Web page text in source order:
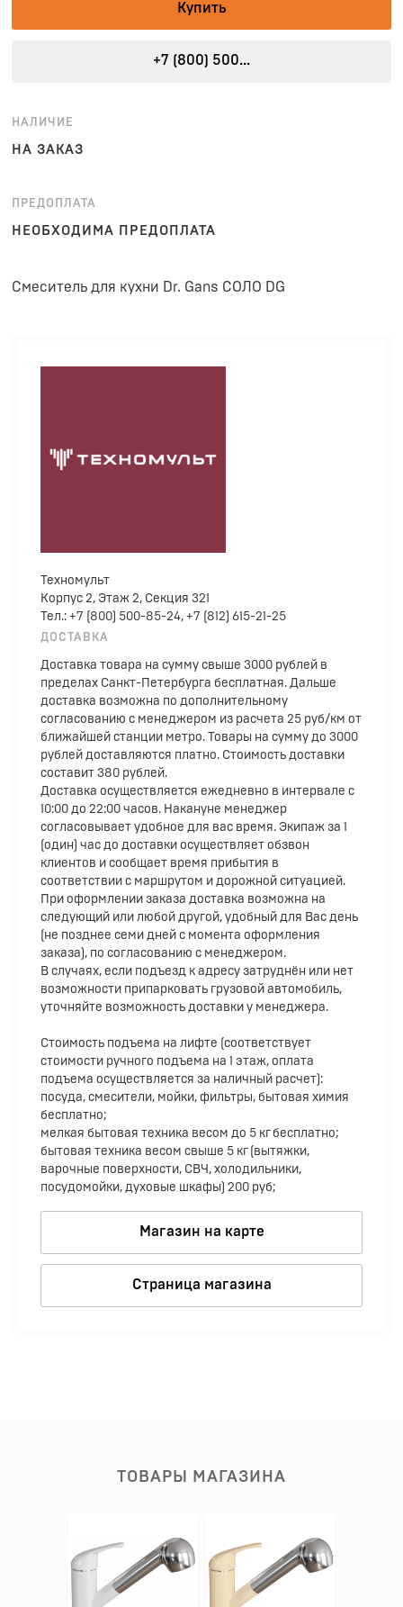
Купить
+7 (800) 500...
НАЛИЧИЕ
НА ЗАКАЗ
ПРЕДОПЛАТА
НЕОБХОДИМА ПРЕДОПЛАТА
Смеситель для кухни Dr. Gans СОЛО DG
Техномульт
Корпус 2, Этаж 2, Секция 321
Тел.: +7 (800) 500-85-24, +7 (812) 615-21-25
ДОСТАВКА
Доставка товара на сумму свыше 3000 рублей в
пределах Санкт-Петербурга бесплатная. Дальше
доставка возможна по дополнительному
согласованию с менеджером из расчета 25 руб/км от
ближайшей станции метро. Товары на сумму до 3000
рублей доставляются платно. Стоимость доставки
составит 380 рублей.
Доставка осуществляется ежедневно в интервале с
10:00 до 22:00 часов. Накануне менеджер
согласовывает удобное для вас время. Экипаж за 1
(один) час до доставки осуществляет обзвон
клиентов и сообщает время прибытия в
соответствии с маршрутом и дорожной ситуацией.
При оформлении заказа доставка возможна на
следующий или любой другой, удобный для Вас день
(не позднее семи дней с момента оформления
заказа), по согласованию с менеджером.
В случаях, если подъезд к адресу затруднён или нет
возможности припарковать грузовой автомобиль,
уточняйте возможность доставки у менеджера.
Стоимость подъема на лифте (соответствует
стоимости ручного подъема на 1 этаж, оплата
подъема осуществляется за наличный расчет):
посуда, смесители, мойки, фильтры, бытовая химия
бесплатно;
мелкая бытовая техника весом до 5 кг бесплатно;
бытовая техника весом свыше 5 кг (вытяжки,
варочные поверхности, СВЧ, холодильники,
посудомойки, духовые шкафы) 200 руб;
Магазин на карте
Страница магазина
ТОВАРЫ МАГАЗИНА